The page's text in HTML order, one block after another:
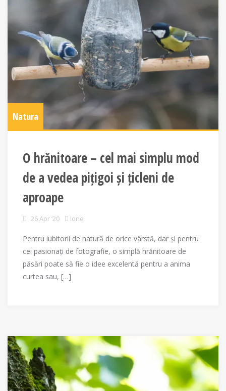
Natura
O hrănitoare – cel mai simplu mod
de a vedea pițigoi și țicleni de
aproape
26 Apr ’20 Ione
Pentru iubitorii de natură de orice vârstă, dar și pentru
cei pasionați de fotografie, o simplă hrănitoare de
păsări poate să fie o idee excelentă pentru a anima
curtea sau, […]